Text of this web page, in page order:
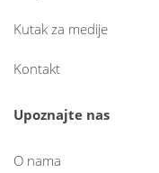
Kutak za medije
Kontakt
Upoznajte nas
O nama